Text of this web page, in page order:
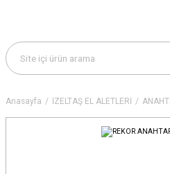
Anasayfa İZELTAŞ EL ALETLERİ